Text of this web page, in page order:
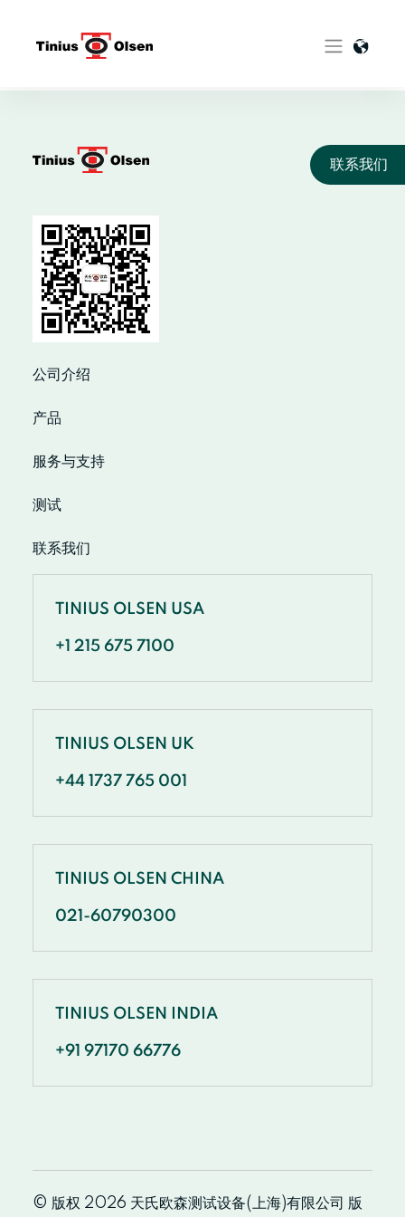
公司介绍
产品
服务与支持
测试
联系我们
TINIUS OLSEN USA
+1 215 675 7100
TINIUS OLSEN UK
+44 1737 765 001
TINIUS OLSEN CHINA
021-60790300
TINIUS OLSEN INDIA
+91 97170 66776
© 版权 2026 天氏欧森测试设备(上海)有限公司 版
联系我们